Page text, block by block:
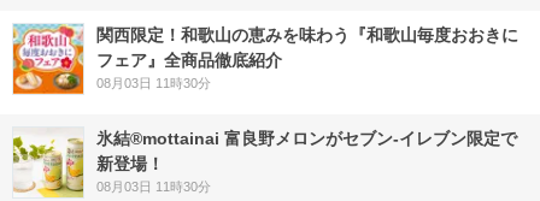
関西限定！和歌山の恵みを味わう『和歌山毎度おおきに
フェア』全商品徹底紹介
08月03日 11時30分
氷結®mottainai 富良野メロンがセブン‐イレブン限定で
新登場！
08月03日 11時30分